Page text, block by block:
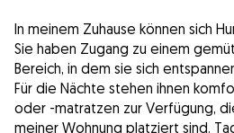
In meinem Zuhause können sich
Sie haben Zugang zu einem
Bereich, in dem sie sich
Für die Nächte stehen ihnen
oder -matratzen zur Verfügung,
meiner Wohnung platziert sind.